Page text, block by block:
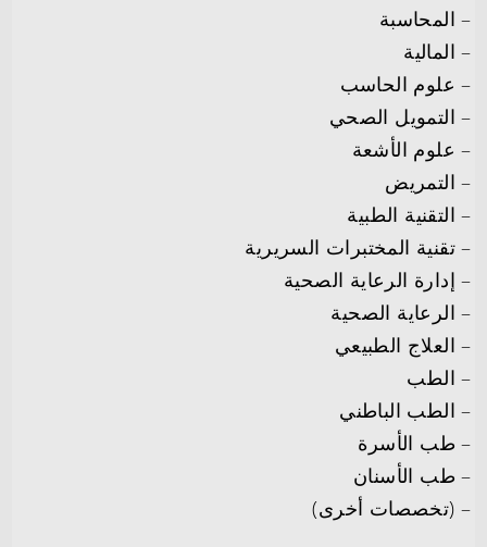
– المحاسبة
– المالية
– علوم الحاسب
– التمويل الصحي
– علوم الأشعة
– التمريض
– التقنية الطبية
– تقنية المختبرات السريرية
– إدارة الرعاية الصحية
– الرعاية الصحية
– العلاج الطبيعي
– الطب
– الطب الباطني
– طب الأسرة
– طب الأسنان
– ⁠(تخصصات أخرى)